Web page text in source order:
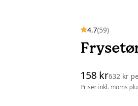
4.7(59)
158 kr632 kr
Priser inkl. moms